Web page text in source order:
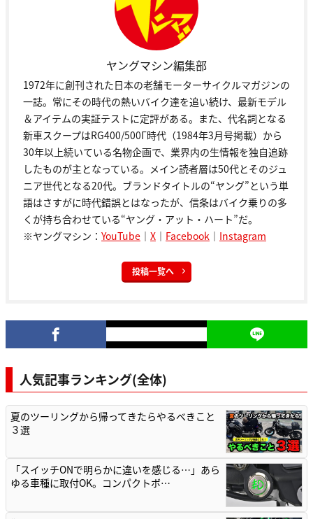
ヤングマシン編集部
1972年に創刊された日本の老舗モーターサイクルマガジンの
一誌。常にその時代の熱いバイク達を追い続け、最新モデル
＆アイテムの実証テストに定評がある。また、代名詞となる
新車スクープはRG400/500Γ時代（1984年3月号掲載）から
30年以上続いている名物企画で、業界内の生情報を独自追跡
したものが主となっている。メイン読者層は50代とそのジュ
ニア世代となる20代。ブランドタイトルの“ヤング”という単
語はさすがに時代錯誤とはなったが、信条はバイク乗りの多
くが持ち合わせている“ヤング・アット・ハート”だ。
※ヤングマシン： YouTube ｜ X ｜ Facebook ｜ Instagram
投稿一覧へ
人気記事ランキング(全体)
夏のツーリングから帰ってきたらやるべきこと
３選
「スイッチONで明らかに違いを感じる…」あら
ゆる車種に取付OK。コンパクトボ…